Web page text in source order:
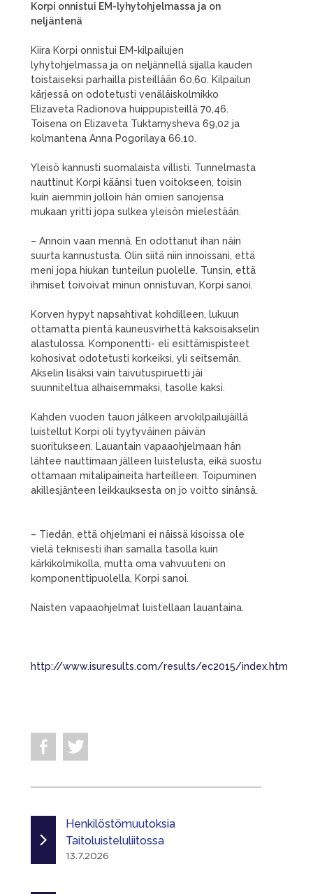
Korpi onnistui EM-lyhytohjelmassa ja on
neljäntenä
Kiira Korpi onnistui EM-kilpailujen
lyhytohjelmassa ja on neljännellä sijalla kauden
toistaiseksi parhailla pisteillään 60,60. Kilpailun
kärjessä on odotetusti venäläiskolmikko
Elizaveta Radionova huippupisteillä 70,46.
Toisena on Elizaveta Tuktamysheva 69,02 ja
kolmantena Anna Pogorilaya 66,10.
Yleisö kannusti suomalaista villisti. Tunnelmasta
nauttinut Korpi käänsi tuen voitokseen, toisin
kuin aiemmin jolloin hän omien sanojensa
mukaan yritti jopa sulkea yleisön mielestään.
– Annoin vaan mennä. En odottanut ihan näin
suurta kannustusta. Olin siitä niin innoissani, että
meni jopa hiukan tunteilun puolelle. Tunsin, että
ihmiset toivoivat minun onnistuvan, Korpi sanoi.
Korven hypyt napsahtivat kohdilleen, lukuun
ottamatta pientä kauneusvirhettä kaksoisakselin
alastulossa. Komponentti- eli esittämispisteet
kohosivat odotetusti korkeiksi, yli seitsemän.
Akselin lisäksi vain taivutuspiruetti jäi
suunniteltua alhaisemmaksi, tasolle kaksi.
Kahden vuoden tauon jälkeen arvokilpailujäillä
luistellut Korpi oli tyytyväinen päivän
suoritukseen. Lauantain vapaaohjelmaan hän
lähtee nauttimaan jälleen luistelusta, eikä suostu
ottamaan mitalipaineita harteilleen. Toipuminen
akillesjänteen leikkauksesta on jo voitto sinänsä.
– Tiedän, että ohjelmani ei näissä kisoissa ole
vielä teknisesti ihan samalla tasolla kuin
kärkikolmikolla, mutta oma vahvuuteni on
komponenttipuolella, Korpi sanoi.
Naisten vapaaohjelmat luistellaan lauantaina.
http://www.isuresults.com/results/ec2015/index.htm
Henkilöstömuutoksia
Taitoluisteluliitossa
13.7.2026